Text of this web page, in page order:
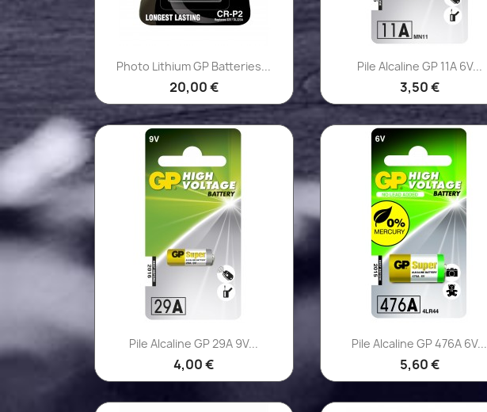
 Aperçu rapide
Photo Lithium GP Batteries...
20,00 €
Aperçu rapide
Pile Alcaline GP 11A 6V...
3,50 €
Aperçu rapide
Pile Alcaline GP 29A 9V...
4,00 €
Aperçu rapide
Pile Alcaline GP 476A 6V...
5,60 €